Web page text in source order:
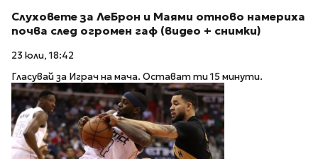
Слуховете за ЛеБрон и Маями отново намериха
почва след огромен гаф (видео + снимки)
23 юли, 18:42
Гласувай за Играч на мача. Остават ти 15 минути.